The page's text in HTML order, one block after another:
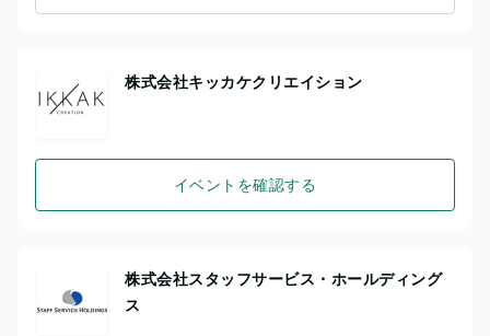
株式会社キッカケクリエイション
イベントを確認する
株式会社スタッフサービス・ホールディング
ス